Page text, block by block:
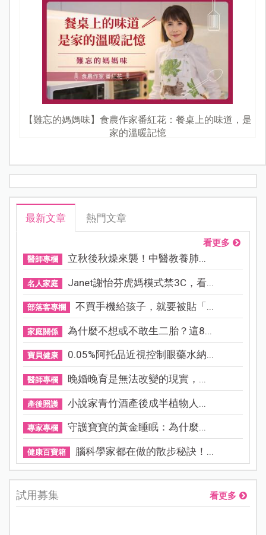
【難忘的媽媽味】食農作家番紅花：餐桌上的味道，是
家的溫暖記憶
最新文章 熱門文章
看更多
醫師專欄 立秋後秋燥來襲！中醫教養肺...
名人家庭 Janet謝怡芬虎媽模式禁3C，看...
部落客專欄 不買手機給孩子，就要被貼「...
家庭關係 為什麼不想或不敢生二胎？這8...
寶貝健康 0.05%阿托品近視控制眼藥水納...
醫師專欄 晚婚晚育是無法改變的現實，...
產後照護 小說家青竹酒產後成半植物人...
專家專欄 守護寶寶的黃金睡眠：為什麼...
健康百寶箱 腦科學家都在做的散步秘訣！...
試用募集 看更多